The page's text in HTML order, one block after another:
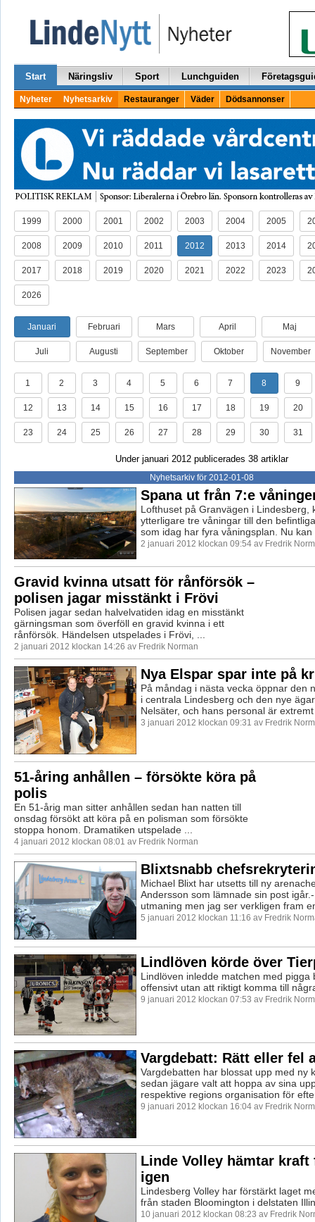
Start Näringsliv Sport Lunchguiden
Nyheter Nyhetsarkiv Restauranger Väder Dödsannonser
1999 2000 2001 2002 2003 2004 2005
2008 2009 2010 2011 2012 2013 2014
2017 2018 2019 2020 2021 2022 2023
2026
Januari Februari Mars April Maj
Juli Augusti September Oktober November
1 2 3 4 5 6 7 8 9
12 13 14 15 16 17 18 19 20
23 24 25 26 27 28 29 30 31
Under januari 2012 publicerades 38 artiklar
Nyhetsarkiv för 2012-01-08
Spana ut från 7:e
Lofthuset på Granvägen i Lindesberg,
ytterligare tre våningar till den
som idag har fyra våningsplan. Nu kan
2 januari 2012 klockan 09:54 av Fredrik
Gravid kvinna utsatt för rånförsök –
polisen jagar misstänkt i Frövi
Polisen jagar sedan halvelvatiden idag en misstänkt
gärningsman som överföll en gravid kvinna i ett
rånförsök. Händelsen utspelades i Frövi, ...
2 januari 2012 klockan 14:26 av Fredrik Norman
Nya Elspar spar inte på
På måndag i nästa vecka öppnar den
i centrala Lindesberg och den nye
Nelsäter, och hans personal är
3 januari 2012 klockan 09:31 av Fredrik
51-åring anhållen – försökte köra på
polis
En 51-årig man sitter anhållen sedan han natten till
onsdag försökt att köra på en polisman som försökte
stoppa honom. Dramatiken utspelade ...
4 januari 2012 klockan 08:01 av Fredrik Norman
Blixtsnabb
Michael Blixt har utsetts till ny
Andersson som lämnade sin post
utmaning men jag ser verkligen fram
5 januari 2012 klockan 11:16 av Fredrik
Lindlöven körde över
Lindlöven inledde matchen med pigga
offensivt utan att riktigt komma till
9 januari 2012 klockan 07:53 av Fredrik
Vargdebatt: Rätt eller fel
Vargdebatten har blossat upp med ny
sedan jägare valt att hoppa av sina
respektive regions organisation för
9 januari 2012 klockan 16:04 av Fredrik
Linde Volley hämtar kraft
igen
Lindesberg Volley har förstärkt laget
från staden Bloomington i delstaten
10 januari 2012 klockan 08:23 av Fredrik